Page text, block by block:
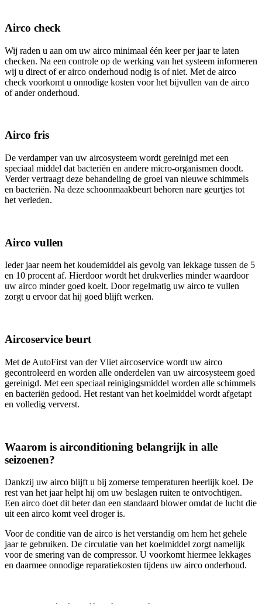
Airco check
Wij raden u aan om uw airco minimaal één keer per jaar te laten
checken. Na een controle op de werking van het systeem informeren
wij u direct of er airco onderhoud nodig is of niet. Met de airco
check voorkomt u onnodige kosten voor het bijvullen van de airco
of ander onderhoud.
Airco fris
De verdamper van uw aircosysteem wordt gereinigd met een
speciaal middel dat bacteriën en andere micro-organismen doodt.
Verder vertraagt deze behandeling de groei van nieuwe schimmels
en bacteriën. Na deze schoonmaakbeurt behoren nare geurtjes tot
het verleden.
Airco vullen
Ieder jaar neem het koudemiddel als gevolg van lekkage tussen de 5
en 10 procent af. Hierdoor wordt het drukverlies minder waardoor
uw airco minder goed koelt. Door regelmatig uw airco te vullen
zorgt u ervoor dat hij goed blijft werken.
Aircoservice beurt
Met de AutoFirst van der Vliet aircoservice wordt uw airco
gecontroleerd en worden alle onderdelen van uw aircosysteem goed
gereinigd. Met een speciaal reinigingsmiddel worden alle schimmels
en bacteriën gedood. Het restant van het koelmiddel wordt afgetapt
en volledig ververst.
Waarom is airconditioning belangrijk in alle
seizoenen?
Dankzij uw airco blijft u bij zomerse temperaturen heerlijk koel. De
rest van het jaar helpt hij om uw beslagen ruiten te ontvochtigen.
Een airco doet dit beter dan een standaard blower omdat de lucht die
uit een airco komt veel droger is.
Voor de conditie van de airco is het verstandig om hem het gehele
jaar te gebruiken. De circulatie van het koelmiddel zorgt namelijk
voor de smering van de compressor. U voorkomt hiermee lekkages
en daarmee onnodige reparatiekosten tijdens uw airco onderhoud.